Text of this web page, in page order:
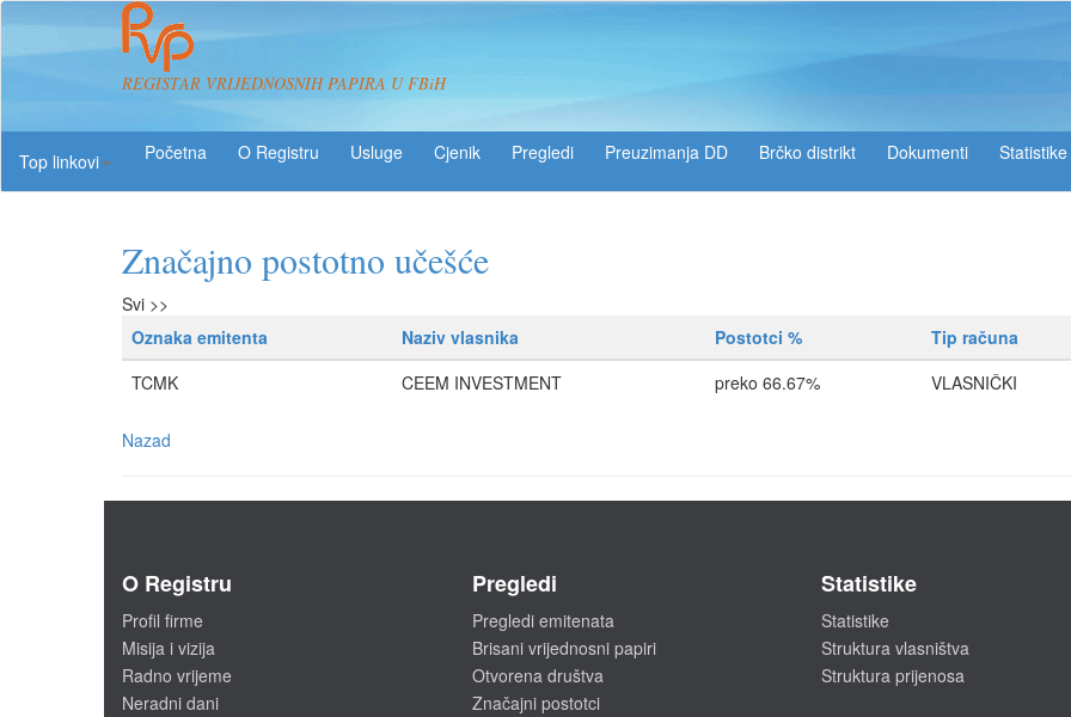
REGISTAR VRIJEDNOSNIH PAPIRA U FBiH
Top linkovi
O Registru Usluge Pregledi Preuzimanja DD Brčko distrikt Dokumenti Statistike
Značajno postotno učešće
Svi >>
Oznaka emitenta
Naziv vlasnika Postotci %
Tip računa
TCMK
CEEM INVESTMENT preko 66.67% VLASNIČKI
Nazad
O Registru
Profil firme
Misija i vizija
Radno vrijeme
Neradni dani
Pregledi
Pregledi emitenata
Brisani vrijednosni papiri
Otvorena društva
Značajni postotci
Statistike
Statistike
Struktura vlasništva
Struktura prijenosa